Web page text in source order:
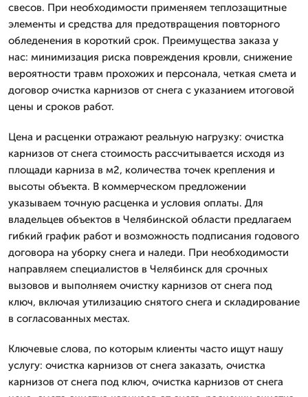
свесов. При необходимости применяем теплозащитные
элементы и средства для предотвращения повторного
обледенения в короткий срок. Преимущества заказа у
нас: минимизация риска повреждения кровли, снижение
вероятности травм прохожих и персонала, четкая смета и
договор очистка карнизов от снега с указанием итоговой
цены и сроков работ.
Цена и расценки отражают реальную нагрузку: очистка
карнизов от снега стоимость рассчитывается исходя из
площади карниза в м2, количества точек крепления и
высоты объекта. В коммерческом предложении
указываем точную расценка и условия оплаты. Для
владельцев объектов в Челябинской области предлагаем
гибкий график работ и возможность подписания годового
договора на уборку снега и наледи. При необходимости
направляем специалистов в Челябинск для срочных
вызовов и выполняем очистку карнизов от снега под
ключ, включая утилизацию снятого снега и складирование
в согласованных местах.
Ключевые слова, по которым клиенты часто ищут нашу
услугу: очистка карнизов от снега заказать, очистка
карнизов от снега под ключ, очистка карнизов от снега